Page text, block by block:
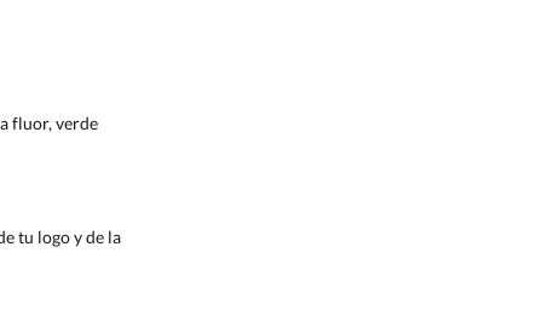
fluor, verde
tu logo y de la